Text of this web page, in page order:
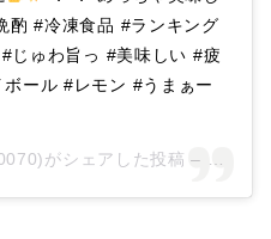
#冷凍食品 #ランキング
じゅわ旨っ #美味しい #疲
ール #レモン #うまぁー
がシェアした投稿 –